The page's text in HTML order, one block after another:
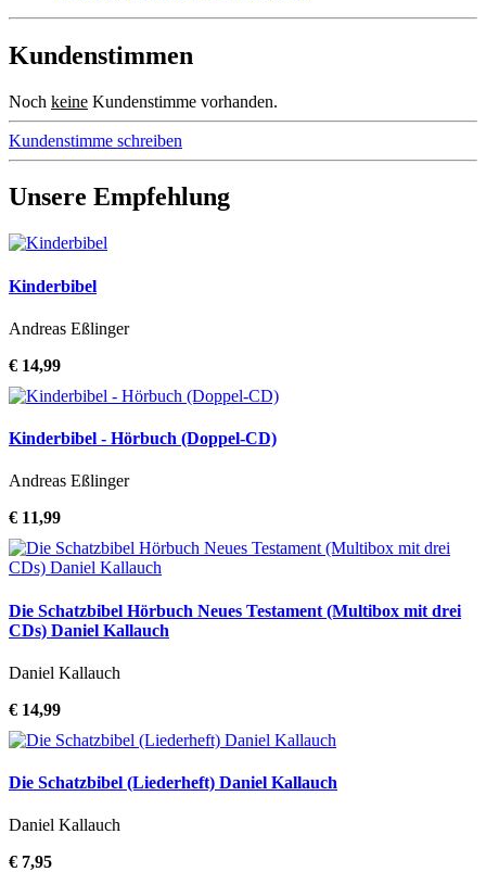
Kundenstimmen
Noch keine Kundenstimme vorhanden.
Kundenstimme schreiben
Unsere Empfehlung
Kinderbibel
Andreas Eßlinger
€ 14,99
Kinderbibel - Hörbuch (Doppel-CD)
Andreas Eßlinger
€ 11,99
Die Schatzbibel Hörbuch Neues Testament (Multibox mit drei
CDs) Daniel Kallauch
Daniel Kallauch
€ 14,99
Die Schatzbibel (Liederheft) Daniel Kallauch
Daniel Kallauch
€ 7,95